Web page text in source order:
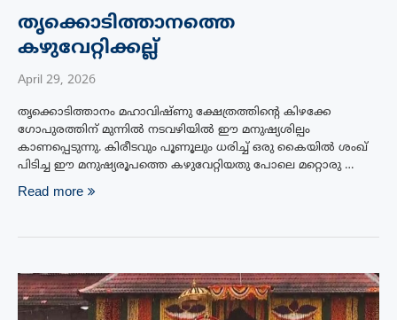
തൃക്കൊടിത്താനത്തെ
കഴുവേറ്റിക്കല്ല്
April 29, 2026
തൃക്കൊടിത്താനം മഹാവിഷ്ണു ക്ഷേത്രത്തിന്‍റെ കിഴക്കേ
ഗോപുരത്തിന് മുന്നില്‍ നടവഴിയില്‍ ഈ മനുഷ്യശില്പം
കാണപ്പെടുന്നു. കിരീടവും പൂണൂലും ധരിച്ച് ഒരു കൈയില്‍ ശംഖ്
പിടിച്ച ഈ മനുഷ്യരൂപത്തെ കഴുവേറ്റിയതു പോലെ മറ്റൊരു …
Read more